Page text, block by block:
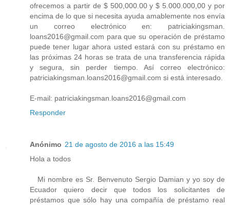
ofrecemos a partir de $ 500,000.00 y $ 5.000.000,00 y por
encima de lo que si necesita ayuda amablemente nos envía
un correo electrónico en: patriciakingsman.
loans2016@gmail.com para que su operación de préstamo
puede tener lugar ahora usted estará con su préstamo en
las próximas 24 horas se trata de una transferencia rápida
y segura, sin perder tiempo. Así correo electrónico:
patriciakingsman.loans2016@gmail.com si está interesado.
E-mail: patriciakingsman.loans2016@gmail.com
Responder
Anónimo 21 de agosto de 2016 a las 15:49
Hola a todos
Mi nombre es Sr. Benvenuto Sergio Damian y yo soy de
Ecuador quiero decir que todos los solicitantes de
préstamos que sólo hay una compañía de préstamo real